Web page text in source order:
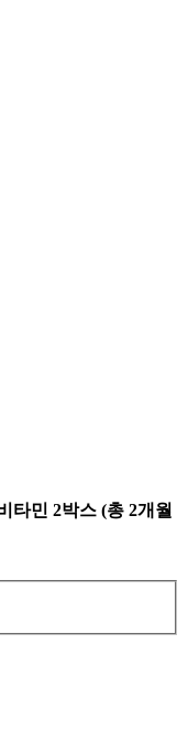
타민 2박스 (총 2개월